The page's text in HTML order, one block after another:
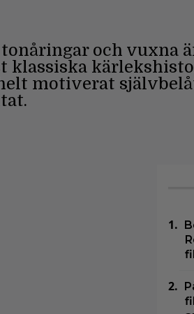
och vuxna
klassiska
motiverat